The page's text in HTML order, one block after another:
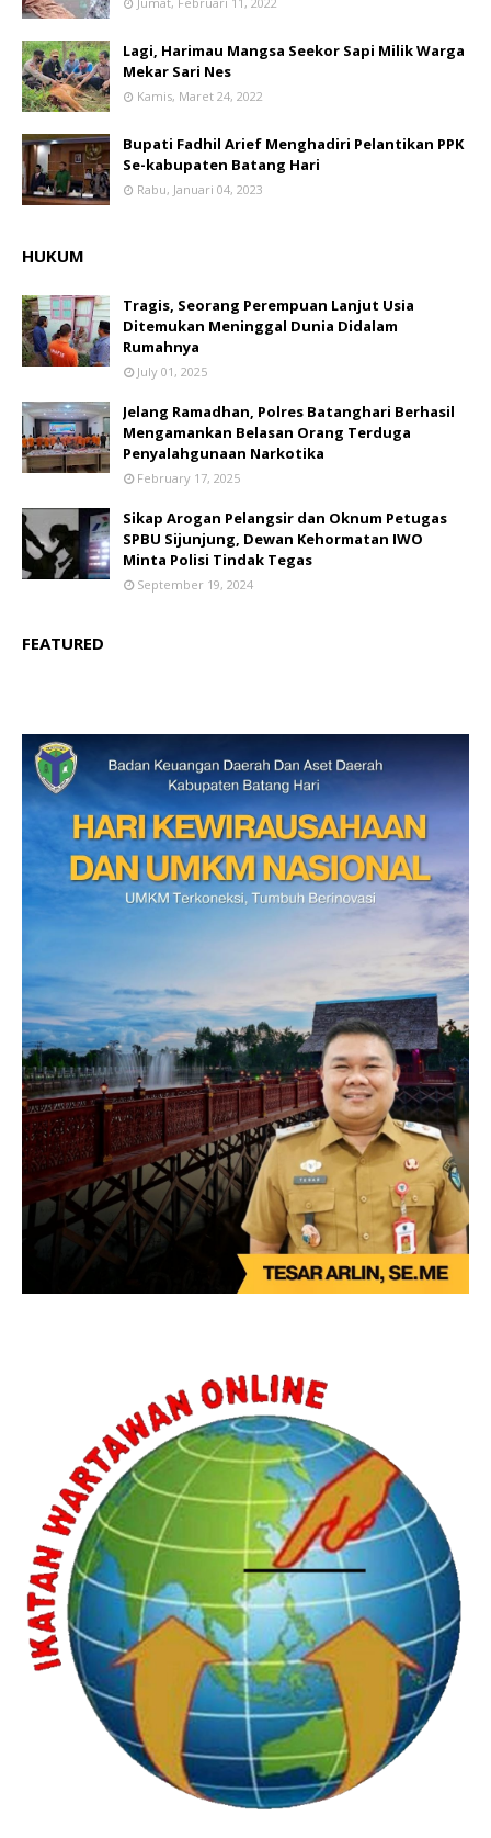
Lagi, Harimau Mangsa Seekor Sapi Milik Warga
Mekar Sari Nes
Kamis, Maret 24, 2022
Bupati Fadhil Arief Menghadiri Pelantikan PPK
Se-kabupaten Batang Hari
Rabu, Januari 04, 2023
HUKUM
Tragis, Seorang Perempuan Lanjut Usia
Ditemukan Meninggal Dunia Didalam
Rumahnya
July 01, 2025
Jelang Ramadhan, Polres Batanghari Berhasil
Mengamankan Belasan Orang Terduga
Penyalahgunaan Narkotika
February 17, 2025
Sikap Arogan Pelangsir dan Oknum Petugas
SPBU Sijunjung, Dewan Kehormatan IWO
Minta Polisi Tindak Tegas
September 19, 2024
FEATURED